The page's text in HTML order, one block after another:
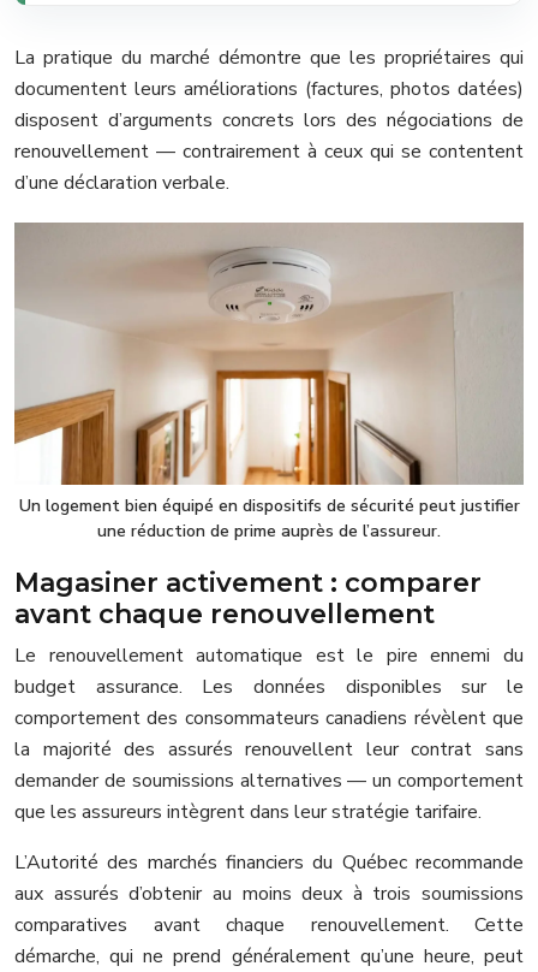
La pratique du marché démontre que les propriétaires qui
documentent leurs améliorations (factures, photos datées)
disposent d’arguments concrets lors des négociations de
renouvellement — contrairement à ceux qui se contentent
d’une déclaration verbale.
Un logement bien équipé en dispositifs de sécurité peut justifier
une réduction de prime auprès de l’assureur.
Magasiner activement : comparer
avant chaque renouvellement
Le renouvellement automatique est le pire ennemi du
budget assurance. Les données disponibles sur le
comportement des consommateurs canadiens révèlent que
la majorité des assurés renouvellent leur contrat sans
demander de soumissions alternatives — un comportement
que les assureurs intègrent dans leur stratégie tarifaire.
L’Autorité des marchés financiers du Québec recommande
aux assurés d’obtenir au moins deux à trois soumissions
comparatives avant chaque renouvellement. Cette
démarche, qui ne prend généralement qu’une heure, peut